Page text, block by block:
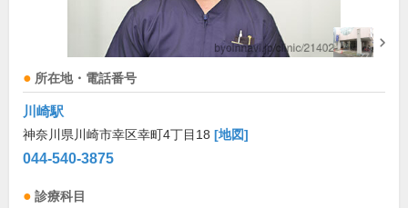
所在地・電話番号
川崎駅
神奈川県川崎市幸区幸町4丁目18 [地図]
044-540-3875
診療科目